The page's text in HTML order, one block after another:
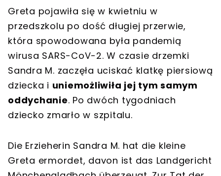
Greta pojawiła się w kwietniu w
przedszkolu po dość długiej przerwie,
która spowodowana była pandemią
wirusa SARS-CoV-2. W czasie drzemki
Sandra M. zaczęła uciskać klatkę piersiową
dziecka i uniemożliwiła jej tym samym
oddychanie. Po dwóch tygodniach
dziecko zmarło w szpitalu.
Die Erzieherin Sandra M. hat die kleine
Greta ermordet, davon ist das Landgericht